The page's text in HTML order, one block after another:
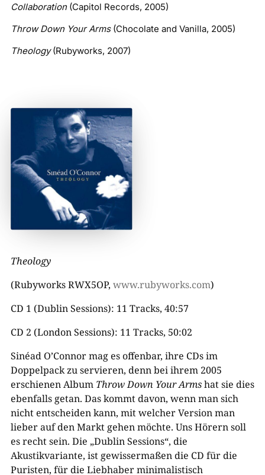
Collaboration(Capitol Records, 2005)
Throw Down Your Arms(Chocolate and Vanilla, 2005)
Theology(Rubyworks, 2007)
Theology
(Rubyworks RWX5OP, www.rubyworks.com)
CD 1 (Dublin Sessions): 11 Tracks, 40:57
CD 2 (London Sessions): 11 Tracks, 50:02
Sinéad O’Connor mag es offenbar, ihre CDs im
Doppelpack zu servieren, denn bei ihrem 2005
erschienen Album Throw Down Your Armshat sie dies
ebenfalls getan. Das kommt davon, wenn man sich
nicht entscheiden kann, mit welcher Version man
lieber auf den Markt gehen möchte. Uns Hörern soll
es recht sein. Die „Dublin Sessions“, die
Akustikvariante, ist gewissermaßen die CD für die
Puristen, für die Liebhaber minimalistisch